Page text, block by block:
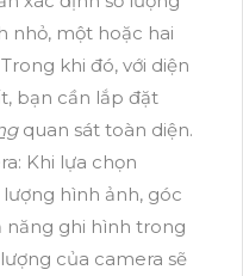
nhỏ, một hoặc hai
khi đó, với diện
bạn cần lắp đặt
quan sát toàn diện.
Khi lựa chọn
hình ảnh, góc
năng ghi hình trong
của camera sẽ